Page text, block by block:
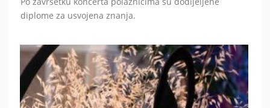
diplome za usvojena znanja.